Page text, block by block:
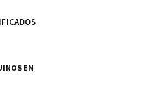
EN